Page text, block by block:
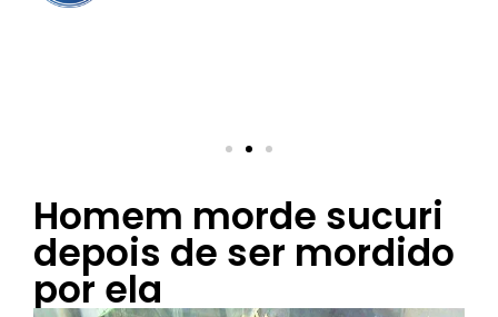
Homem morde sucuri
depois de ser mordido
por ela